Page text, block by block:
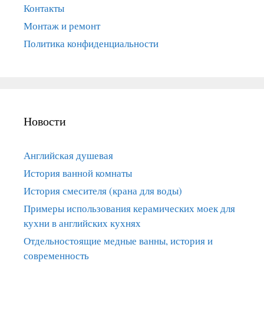
Контакты
Монтаж и ремонт
Политика конфиденциальности
Новости
Английская душевая
История ванной комнаты
История смесителя (крана для воды)
Примеры использования керамических моек для
кухни в английских кухнях
Отдельностоящие медные ванны, история и
современность